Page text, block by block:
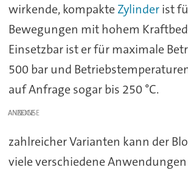
wirkende, kompakte Zylinderist
Bewegungen mit hohem
Einsetzbar ist er für maximale
500 bar und
auf Anfrage sogar bis 250 °C.
ANZEIGE
zahlreicher Varianten kann der
viele verschiedene